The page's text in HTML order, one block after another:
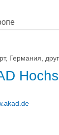
Германия,